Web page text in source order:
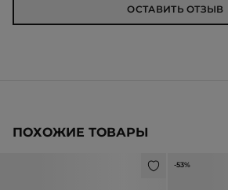
ОСТАВИТЬ ОТЗЫВ
ПОХОЖИЕ ТОВАРЫ
-53%